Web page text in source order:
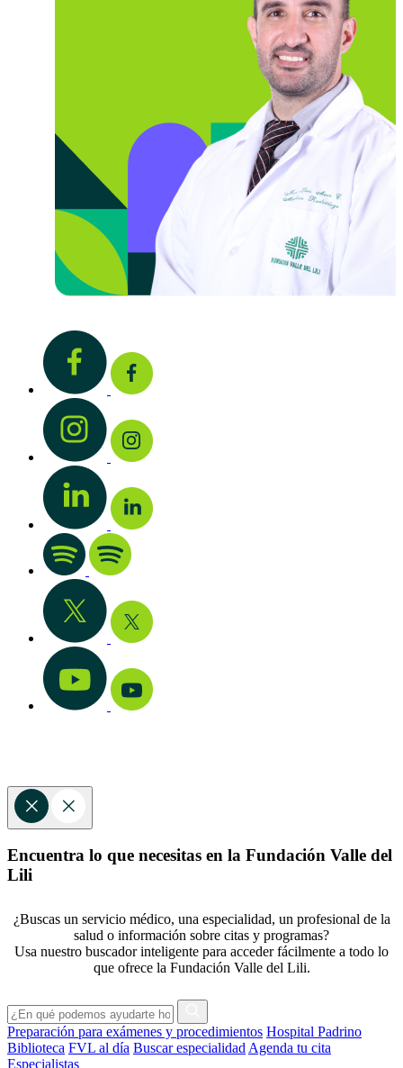
Encuentra lo que necesitas en la Fundación Valle del
Lili
¿Buscas un servicio médico, una especialidad, un profesional de la
salud o información sobre citas y programas?
Usa nuestro buscador inteligente para acceder fácilmente a todo lo
que ofrece la Fundación Valle del Lili.
Preparación para exámenes y procedimientos Hospital Padrino
Biblioteca FVL al día Buscar especialidad Agenda tu cita
Especialistas